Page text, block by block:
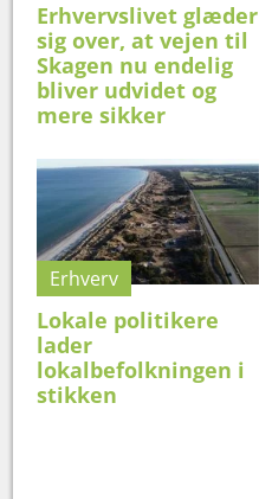
Erhvervslivet glæder
sig over, at vejen til
Skagen nu endelig
bliver udvidet og
mere sikker
Erhverv
Lokale politikere
lader
lokalbefolkningen i
stikken